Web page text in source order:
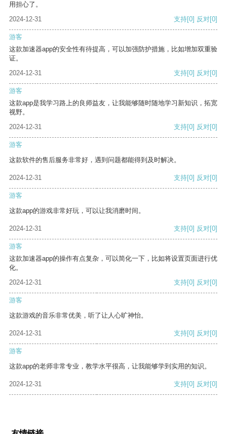
用担心了。
2024-12-31
支持[0] 反对[0]
游客
这款加速器app的安全性有待提高，可以加强防护措施，比如增加双重验
证。
2024-12-31
支持[0] 反对[0]
游客
这款app是我学习路上的良师益友，让我能够随时随地学习新知识，拓宽
视野。
2024-12-31
支持[0] 反对[0]
游客
这款软件的售后服务非常好，遇到问题都能得到及时解决。
2024-12-31 支持[0] 反对[0]
游客
这款app的游戏非常好玩，可以让我消磨时间。
2024-12-31 支持[0] 反对[0]
游客
这款加速器app的操作有点复杂，可以简化一下，比如将设置页面进行优
化。
2024-12-31
支持[0] 反对[0]
游客
这款游戏的音乐非常优美，听了让人心旷神怡。
2024-12-31 支持[0] 反对[0]
游客
这款app的老师非常专业，教学水平很高，让我能够学到实用的知识。
2024-12-31 支持[0] 反对[0]